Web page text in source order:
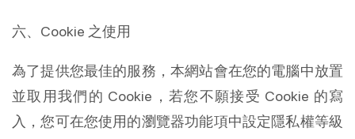
六、Cookie 之使用
為了提供您最佳的服務，本網站會在您的電腦中放置
並取用我們的 Cookie，若您不願接受 Cookie 的寫
入，您可在您使用的瀏覽器功能項中設定隱私權等級